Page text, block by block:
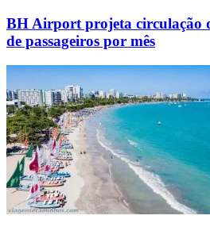
BH Airport projeta circulação
de passageiros por mês